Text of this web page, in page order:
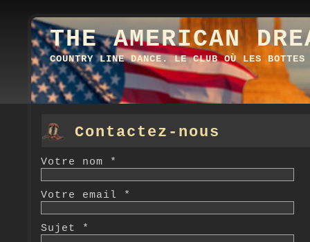
THE AMERICAN
COUNTRY LINE DANCE. LE CLUB OÙ LES BOTTES
Contactez-nous
Votre nom *
Votre email *
Sujet *